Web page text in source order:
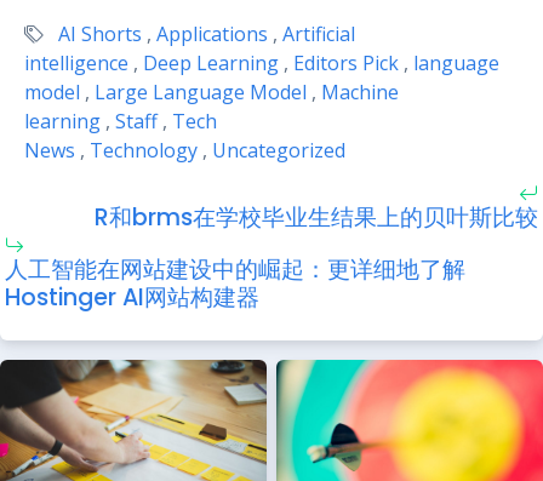
AI Shorts , Applications , Artificial
intelligence , Deep Learning , Editors Pick , language
model , Large Language Model , Machine
learning , Staff , Tech
News , Technology , Uncategorized
R和brms在学校毕业生结果上的贝叶斯比较
人工智能在网站建设中的崛起：更详细地了解
Hostinger AI网站构建器